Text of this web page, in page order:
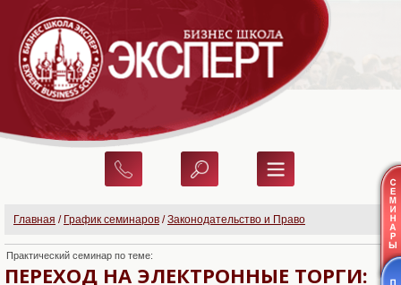
Главная / График семинаров /Законодательство и Право
Практический семинар по теме:
ПЕРЕХОД НА ЭЛЕКТРОННЫЕ ТОРГИ: